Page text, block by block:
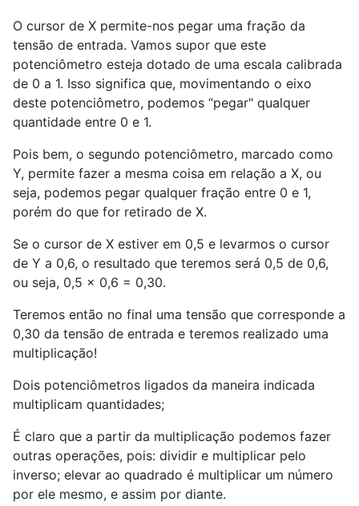
O cursor de X permite-nos pegar uma fração da
tensão de entrada. Vamos supor que este
potenciômetro esteja dotado de uma escala calibrada
de 0 a 1. Isso significa que, movimentando o eixo
deste potenciômetro, podemos “pegar" qualquer
quantidade entre 0 e 1.
Pois bem, o segundo potenciômetro, marcado como
Y, permite fazer a mesma coisa em relação a X, ou
seja, podemos pegar qualquer fração entre 0 e 1,
porém do que for retirado de X.
Se o cursor de X estiver em 0,5 e levarmos o cursor
de Y a 0,6, o resultado que teremos será 0,5 de 0,6,
ou seja, 0,5 x 0,6 = 0,30.
Teremos então no final uma tensão que corresponde a
0,30 da tensão de entrada e teremos realizado uma
multiplicação!
Dois potenciômetros ligados da maneira indicada
multiplicam quantidades;
É claro que a partir da multiplicação podemos fazer
outras operações, pois: dividir e multiplicar pelo
inverso; elevar ao quadrado é multiplicar um número
por ele mesmo, e assim por diante.